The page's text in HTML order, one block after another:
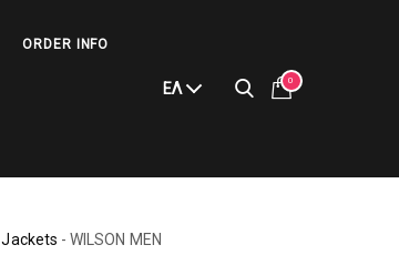
ORDER INFO
ΕΛ 0
Jackets - WILSON MEN